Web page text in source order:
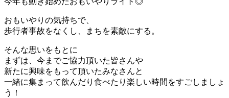
おもいやりの気持ちで、
歩行者事故をなくし、まちを素敵にする。
そんな思いをもとに
まずは、今までご協力頂いた皆さんや
新たに興味をもって頂いたみなさんと
一緒に集まって飲んだり食べたり楽しい時間をすごしましょ
う！